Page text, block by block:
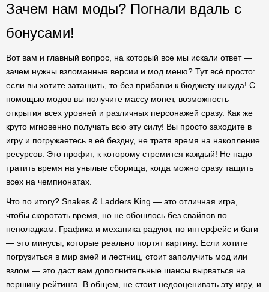
Зачем нам моды? Погнали вдаль с
бонусами!
Вот вам и главный вопрос, на который все мы искали ответ —
зачем нужны взломанные версии и мод меню? Тут всё просто:
если вы хотите затащить, то без прибавки к бюджету никуда! С
помощью модов вы получите массу монет, возможность
открытия всех уровней и различных персонажей сразу. Как же
круто мгновенно получать всю эту силу! Вы просто заходите в
игру и погружаетесь в её бездну, не тратя время на накопление
ресурсов. Это профит, к которому стремится каждый! Не надо
тратить время на унылые сборища, когда можно сразу тащить
всех на чемпионатах.
Что по итогу? Snakes & Ladders King — это отличная игра,
чтобы скоротать время, но не обошлось без свайпов по
неполадкам. Графика и механика радуют, но интерфейс и баги
— это минусы, которые реально портят картину. Если хотите
погрузиться в мир змей и лестниц, стоит заполучить мод или
взлом — это даст вам дополнительные шансы вырваться на
вершину рейтинга. В общем, не стоит недооценивать эту игру, и